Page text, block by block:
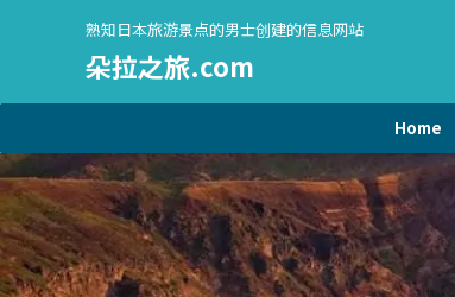
熟知日本旅游景点的男士创建的信息网站
朵拉之旅.com
Home